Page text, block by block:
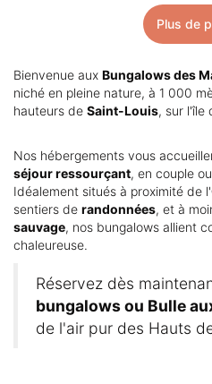
Plus de
Bienvenue aux Bungalows des
niché en pleine nature, à 1 000
hauteurs de Saint-Louis, sur l'île
Nos hébergements vous
séjour ressourçant, en couple
Idéalement situés à proximité de l'
sentiers de randonnées, et à
sauvage, nos bungalows allient
chaleureuse.
Réservez dès
bungalows ou Bulle
de l'air pur des Hauts